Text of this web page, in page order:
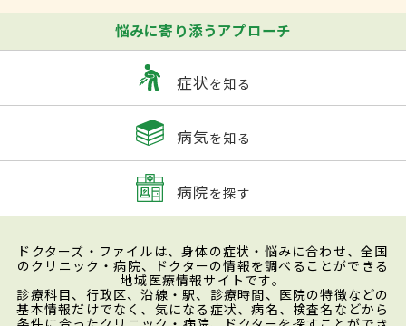
悩みに寄り添うアプローチ
症状を知る
病気を知る
病院を探す
ドクターズ・ファイルは、身体の症状・悩みに合わせ、全国
のクリニック・病院、ドクターの情報を調べることができる
地域医療情報サイトです。
診療科目、行政区、沿線・駅、診療時間、医院の特徴などの
基本情報だけでなく、気になる症状、病名、検査名などから